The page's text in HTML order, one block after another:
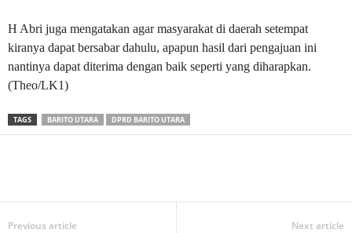
H Abri juga mengatakan agar masyarakat di daerah setempat
kiranya dapat bersabar dahulu, apapun hasil dari pengajuan ini
nantinya dapat diterima dengan baik seperti yang diharapkan.
(Theo/LK1)
TAGS BARITO UTARA DPRD BARITO UTARA
Previous article Next article